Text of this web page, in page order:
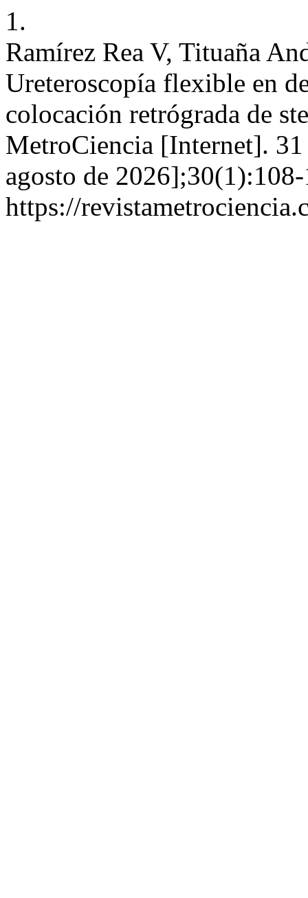
1.
Ramírez Rea V, Tituaña
Ureteroscopía flexible en
colocación retrógrada de
MetroCiencia [Internet].
agosto de
https://